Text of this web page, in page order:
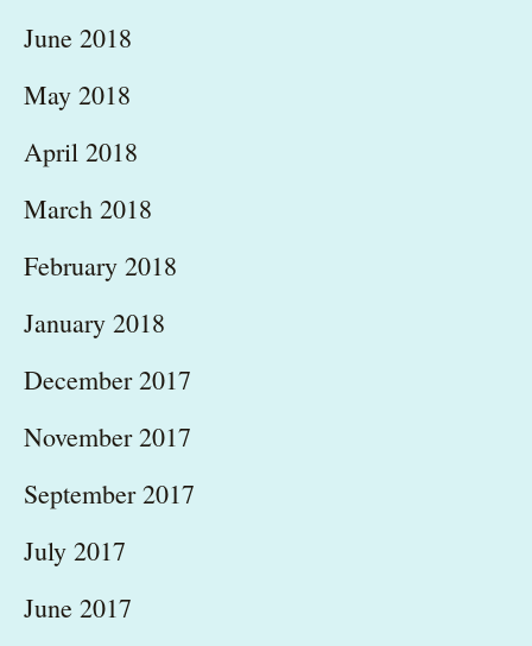
June 2018
May 2018
April 2018
March 2018
February 2018
January 2018
December 2017
November 2017
September 2017
July 2017
June 2017